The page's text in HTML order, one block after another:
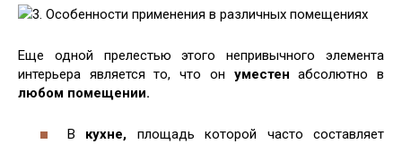
3. Особенности применения в различных помещениях
Еще одной прелестью этого непривычного элемента
интерьера является то, что он уместен абсолютно в
любом помещении.
В кухне, площадь которой часто составляет